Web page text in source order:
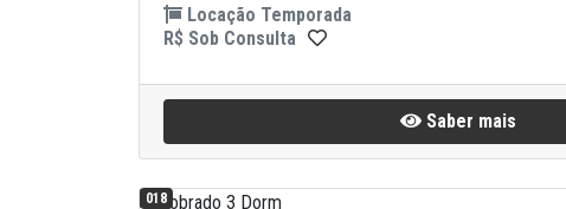
Locação Temporada
R$ Sob Consulta
Saber mais
018